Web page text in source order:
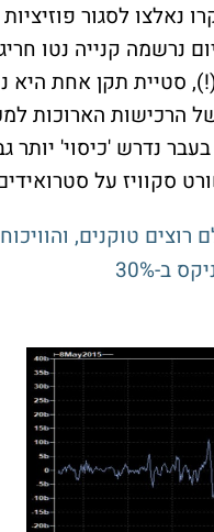
נאלצו לסגור
סטיית תקן אחת היא
נדרש 'כיסוי'
סקוויז על
טוקנים,